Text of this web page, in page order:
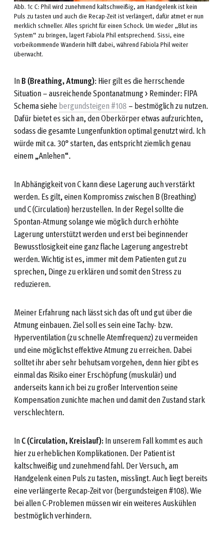
Abb. 1c C: Phil wird zunehmend kaltschweißig, am Handgelenk ist kein
Puls zu tasten und auch die Recap-Zeit ist verlängert, dafür atmet er nun
merklich schneller. Alles spricht für einen Schock. Um wieder „Blut ins
System“ zu bringen, lagert Fabiola Phil entsprechend. Sissi, eine
vorbeikommende Wanderin hilft dabei, während Fabiola Phil weiter
überwacht.
InB (Breathing, Atmung): Hier gilt es die herrschende
Situation – ausreichende Spontanatmung > Reminder: FIPA
Schema siehebergundsteigen #108 – bestmöglich zu nutzen.
Dafür bietet es sich an, den Oberkörper etwas aufzurichten,
sodass die gesamte Lungenfunktion optimal genutzt wird. Ich
würde mit ca. 30° starten, das entspricht ziemlich genau
einem „Anlehen“.
In Abhängigkeit von C kann diese Lagerung auch verstärkt
werden. Es gilt, einen Kompromiss zwischen B (Breathing)
und C (Circulation) herzustellen. In der Regel sollte die
Spontan-Atmung solange wie möglich durch erhöhte
Lagerung unterstützt werden und erst bei beginnender
Bewusstlosigkeit eine ganz flache Lagerung angestrebt
werden. Wichtig ist es, immer mit dem Patienten gut zu
sprechen, Dinge zu erklären und somit den Stress zu
reduzieren.
Meiner Erfahrung nach lässt sich das oft und gut über die
Atmung einbauen. Ziel soll es sein eine Tachy- bzw.
Hyperventilation (zu schnelle Atemfrequenz) zu vermeiden
und eine möglichst effektive Atmung zu erreichen. Dabei
solltet ihr aber sehr behutsam vorgehen, denn hier gibt es
einmal das Risiko einer Erschöpfung (muskulär) und
anderseits kann ich bei zu großer Intervention seine
Kompensation zunichte machen und damit den Zustand stark
verschlechtern.
InC (Circulation, Kreislauf): In unserem Fall kommt es auch
hier zu erheblichen Komplikationen. Der Patient ist
kaltschweißig und zunehmend fahl. Der Versuch, am
Handgelenk einen Puls zu tasten, misslingt. Auch liegt bereits
eine verlängerte Recap-Zeit vor (bergundsteigen #108). Wie
bei allen C-Problemen müssen wir ein weiteres Auskühlen
bestmöglich verhindern.